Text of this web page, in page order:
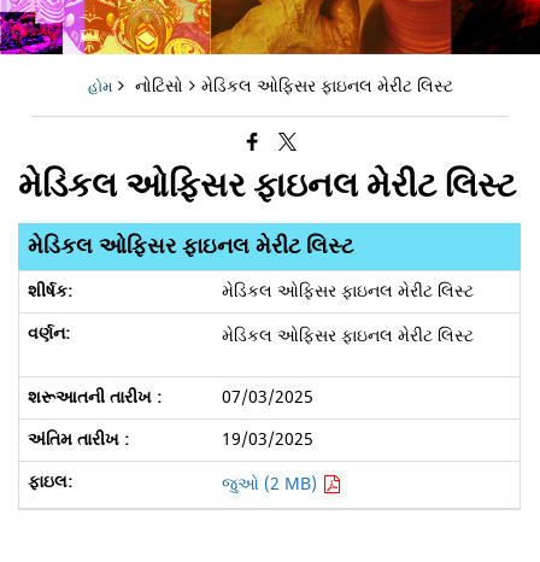
હોમ નોટિસો મેડિકલ ઓફિસર ફાઇનલ મેરીટ લિસ્ટ
મેડિકલ ઓફિસર ફાઇનલ મેરીટ લિસ્ટ
મેડિકલ ઓફિસર ફાઇનલ મેરીટ લિસ્ટ
મેડિકલ ઓફિસર ફાઇનલ મેરીટ લિસ્ટ
મેડિકલ ઓફિસર ફાઇનલ મેરીટ લિસ્ટ
07/03/2025
19/03/2025
જુઓ (2 MB)